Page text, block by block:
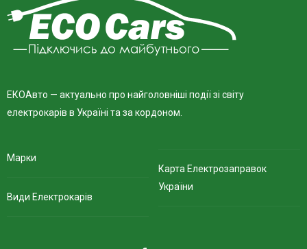
ЕКОАвто — актуально про найголовніші події зі світу
електрокарів в Україні та за кордоном.
Марки
Види Електрокарів
Карта Електрозаправок
України